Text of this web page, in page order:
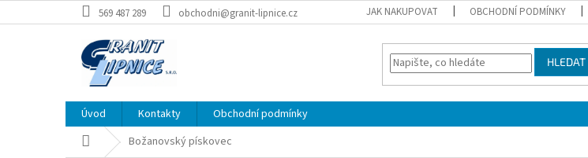
na
569 487 289 obchodni@granit-lipnice.cz JAK NAKUPOVAT OBCHODNÍ PODMÍNKY
HLEDAT
Úvod Kontakty
Obchodní podmínky
Domů Božanovský pískovec